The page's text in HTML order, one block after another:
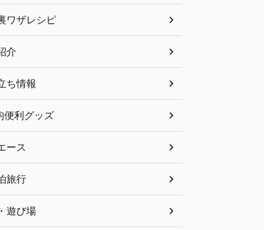
ワザレシピ
介
ち情報
便利グッズ
ース
旅行
遊び場